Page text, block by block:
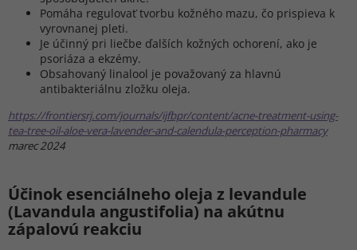
Pomáha regulovať tvorbu kožného mazu, čo prispieva k
vyrovnanej pleti.
Je účinný pri liečbe ďalších kožných ochorení, ako je
psoriáza a ekzémy.
Obsahovaný linalool je považovaný za hlavnú
antibakteriálnu zložku oleja.
https://frontiersrj.com/journals/ijfbpr/content/acne-treatment-using-
tea-tree-oil-aloe-vera-lavender-and-calendula-perception-pharmacy
marec 2024
Účinok esenciálneho oleja z levandule
(Lavandula angustifolia) na akútnu
zápalovú reakciu